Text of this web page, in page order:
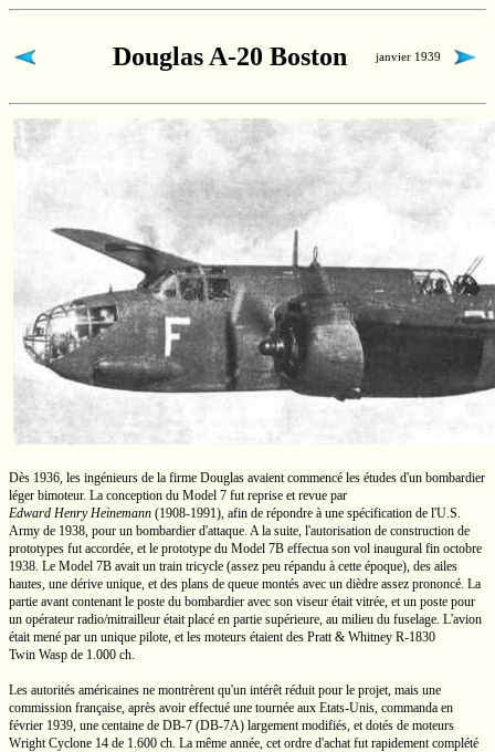
Douglas A-20 Boston janvier 1939
Dès 1936, les ingénieurs de la firme Douglas avaient commencé les études d'un bombardier
léger bimoteur. La conception du Model 7 fut reprise et revue par
Edward Henry Heinemann (1908-1991), afin de répondre à une spécification de l'U.S.
Army de 1938, pour un bombardier d'attaque. A la suite, l'autorisation de construction de
prototypes fut accordée, et le prototype du Model 7B effectua son vol inaugural fin octobre
1938. Le Model 7B avait un train tricycle (assez peu répandu à cette époque), des ailes
hautes, une dérive unique, et des plans de queue montés avec un dièdre assez prononcé. La
partie avant contenant le poste du bombardier avec son viseur était vitrée, et un poste pour
un opérateur radio/mitrailleur était placé en partie supérieure, au milieu du fuselage. L'avion
était mené par un unique pilote, et les moteurs étaient des Pratt & Whitney R-1830
Twin Wasp de 1.000 ch.
Les autorités américaines ne montrèrent qu'un intérêt réduit pour le projet, mais une
commission française, après avoir effectué une tournée aux Etats-Unis, commanda en
février 1939, une centaine de DB-7 (DB-7A) largement modifiés, et dotés de moteurs
WrightCyclone 14 de 1.600 ch. La même année, cet ordre d'achat fut rapidement complété